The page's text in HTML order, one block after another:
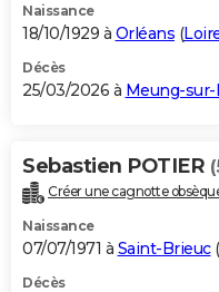
Naissance
18/10/1929 à Orléans (
Décès
25/03/2026 à Meung-sur-
Sebastien POTIER
Créer une cagnotte
Naissance
07/07/1971 à Saint-Brieuc(
Décès